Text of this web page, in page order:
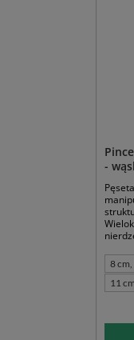
-
8 cm,
11